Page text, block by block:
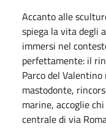
Accanto alle
spiega la vita degli
immersi nel
perfettamente: il
Parco del
mastodonte,
marine, accoglie
centrale di via